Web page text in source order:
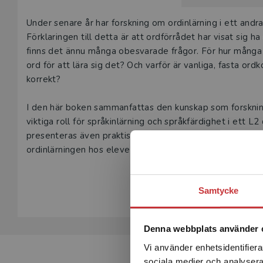
Samtycke
Denna webbplats använder
Vi använder
Beskrivning
Under senare år har forskning om ordinlärning i ett
Förklaringen till detta är att ordförrådet har visat sig
finns det ännu många obesvarade frågor. För hur
ord för att lära sig det? Och varför är vanliga, fasta
korrekt?
I den här boken sammanfattas den kunskap som
viktiga roll för språkinlärning och språkfärdighet i ett
presenteras även praktiska klassrumsövningar som
ordinlärningen hos eleverna.
Ord och uttryck i språkundervisningen vänder sig till
till lärare i moderna språk samt master- och
omsättas i en undervisning som gynnar elevernas
Visa hela